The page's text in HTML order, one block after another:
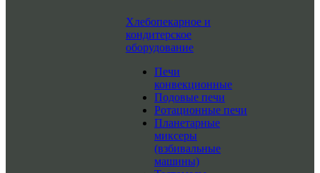
Хлебопекарное и
кондитерское
оборудование
Печи
конвекционные
Подовые печи
Ротационные печи
Планетарные
миксеры
(взбивальные
машины)